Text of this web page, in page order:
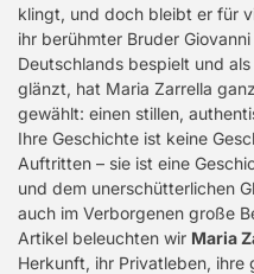
klingt, und doch bleibt er für
ihr berühmter Bruder
Deutschlands bespielt und
glänzt, hat Maria Zarrella
gewählt: einen stillen,
Ihre Geschichte ist keine
Auftritten – sie ist eine
und dem unerschütterlichen
auch im Verborgenen große
Artikel beleuchten wir Maria
Herkunft, ihr Privatleben, ihre